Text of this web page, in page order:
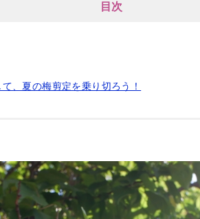
目次
、夏の梅剪定を乗り切ろう！